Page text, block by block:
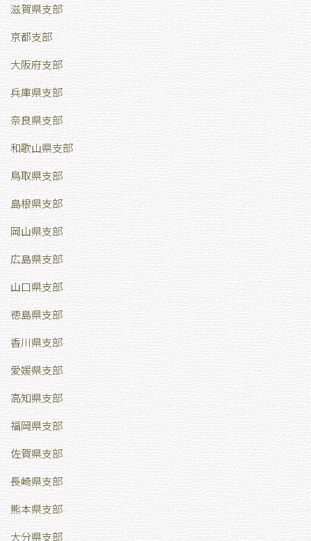
滋賀県支部
京都支部
大阪府支部
兵庫県支部
奈良県支部
和歌山県支部
鳥取県支部
島根県支部
岡山県支部
広島県支部
山口県支部
徳島県支部
香川県支部
愛媛県支部
高知県支部
福岡県支部
佐賀県支部
長崎県支部
熊本県支部
大分県支部